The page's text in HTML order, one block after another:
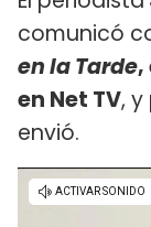
comunicó
en la Tarde,
en Net TV,
envió.